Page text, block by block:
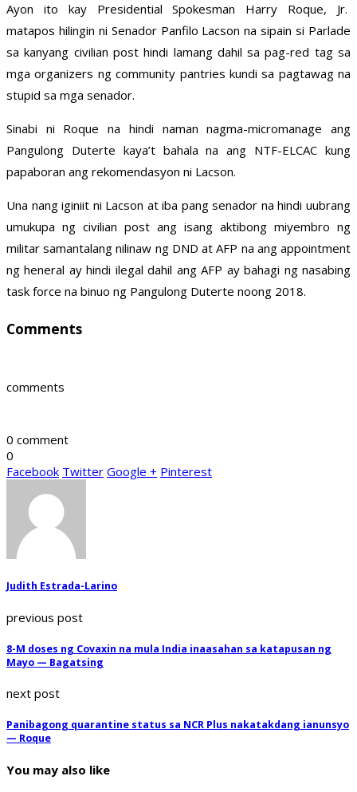
Ayon ito kay Presidential Spokesman Harry Roque, Jr.
matapos hilingin ni Senador Panfilo Lacson na sipain si Parlade
sa kanyang civilian post hindi lamang dahil sa pag-red tag sa
mga organizers ng community pantries kundi sa pagtawag na
stupid sa mga senador.
Sinabi ni Roque na hindi naman nagma-micromanage ang
Pangulong Duterte kaya’t bahala na ang NTF-ELCAC kung
papaboran ang rekomendasyon ni Lacson.
Una nang iginiit ni Lacson at iba pang senador na hindi uubrang
umukupa ng civilian post ang isang aktibong miyembro ng
militar samantalang nilinaw ng DND at AFP na ang appointment
ng heneral ay hindi ilegal dahil ang AFP ay bahagi ng nasabing
task force na binuo ng Pangulong Duterte noong 2018.
Comments
comments
0 comment
0
Facebook Twitter Google + Pinterest
Judith Estrada-Larino
previous post
8-M doses ng Covaxin na mula India inaasahan sa katapusan ng
Mayo — Bagatsing
next post
Panibagong quarantine status sa NCR Plus nakatakdang ianunsyo
— Roque
You may also like